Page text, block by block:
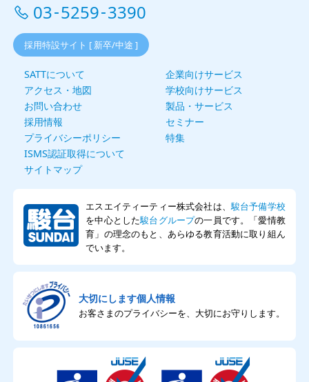
03-5259-3390
採用特設サイト [ 新卒/中途 ]
SATTについて
アクセス・地図
お問い合わせ
採用情報
プライバシーポリシー
ISMS認証取得について
サイトマップ
企業向けサービス
学校向けサービス
製品・サービス
セミナー
特集
エスエイティーティー株式会社は、駿台予備学校
を中心とした駿台グループの一員です。「愛情教
育」の理念のもと、あらゆる教育活動に取り組ん
でいます。
大切にします個人情報
お客さまのプライバシーを、大切にお守りします。